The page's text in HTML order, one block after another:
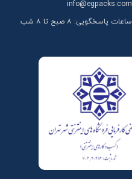
info@egpacks.com
ساعات پاسخگویی: ۸ صبح تا ۸ شب